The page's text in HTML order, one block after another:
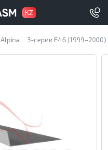
KZ
Alpina 3-серии E46 (1999–2000)